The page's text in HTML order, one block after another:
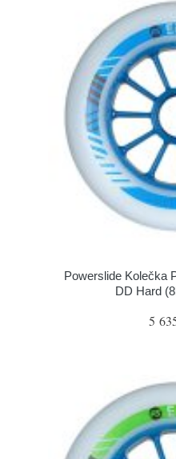
Powerslide Kolečka
DD Hard
5